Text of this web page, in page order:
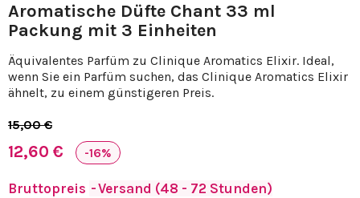
Aromatische Düfte Chant 33 ml
Packung mit 3 Einheiten
Äquivalentes Parfüm zu Clinique Aromatics Elixir. Ideal,
wenn Sie ein Parfüm suchen, das Clinique Aromatics Elixir
ähnelt, zu einem günstigeren Preis.
15,00 €
12,60 € -16%
Bruttopreis Versand (48 - 72 Stunden)